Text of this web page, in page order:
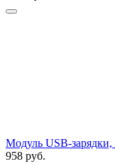
Модуль USB-
958 руб.